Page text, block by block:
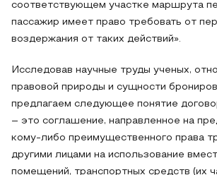
соответствующем участке маршрута
пассажир имеет право требовать от
воздержания от таких действий».
Исследовав научные труды ученых,
правовой природы и сущности
предлагаем следующее понятие
– это соглашение, направленное на
кому-либо преимущественного права
другими лицами на использование
помещений, транспортных средств (их